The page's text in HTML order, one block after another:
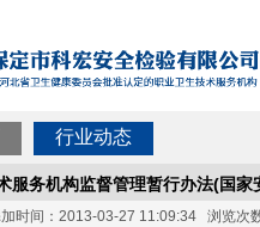
行业动态
服务机构监督管理暂行办法(国家
时间：2013-03-27 11:09:34 浏览次